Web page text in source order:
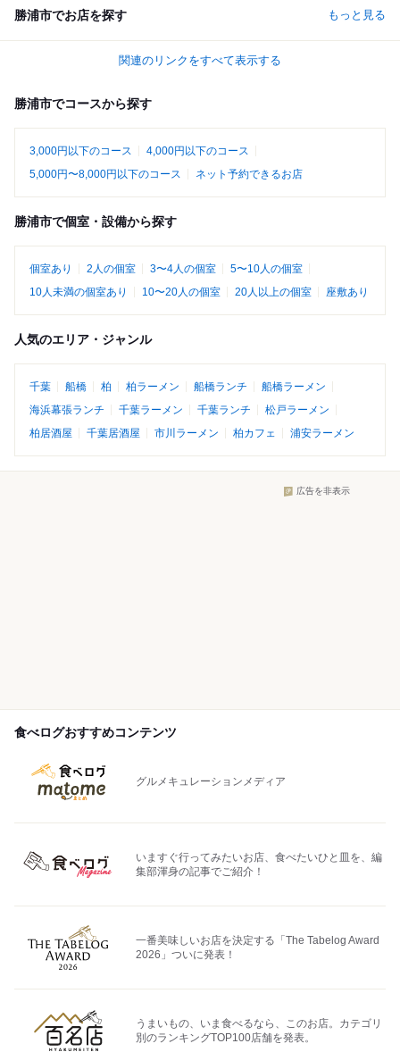
勝浦市でお店を探す もっと見る
関連のリンクをすべて表示する
勝浦市でコースから探す
3,000円以下のコース
4,000円以下のコース
5,000円〜8,000円以下のコース
ネット予約できるお店
勝浦市で個室・設備から探す
個室あり 2人の個室 3〜4人の個室
5〜10人の個室
10人未満の個室あり
10〜20人の個室 20人以上の個室 座敷あり
人気のエリア・ジャンル
千葉 船橋 柏 柏ラーメン 船橋ランチ
船橋ラーメン
海浜幕張ランチ
千葉ラーメン 千葉ランチ
松戸ラーメン
柏居酒屋
千葉居酒屋 市川ラーメン 柏カフェ 浦安ラーメン
広告を非表示
食べログおすすめコンテンツ
グルメキュレーションメディア
いますぐ行ってみたいお店、食べたいひと皿を、編
集部渾身の記事でご紹介！
一番美味しいお店を決定する「The Tabelog Award
2026」ついに発表！
うまいもの、いま食べるなら、このお店。カテゴリ
別のランキングTOP100店舗を発表。